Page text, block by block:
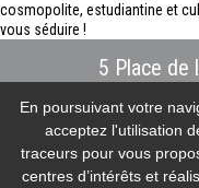
cosmopolite, estudiantine et
vous séduire !
5 Place de
Création et
Mentions légales-Plan du
En poursuivant votre
acceptez l'utilisation
traceurs pour vous
centres d’intérêts et